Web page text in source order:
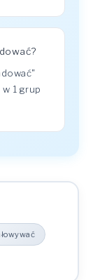
1 grup